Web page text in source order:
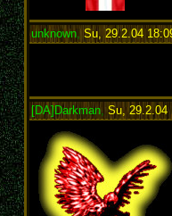
unknown, Su, 29.2.04
[DA]Darkman, Su, 29.2.04